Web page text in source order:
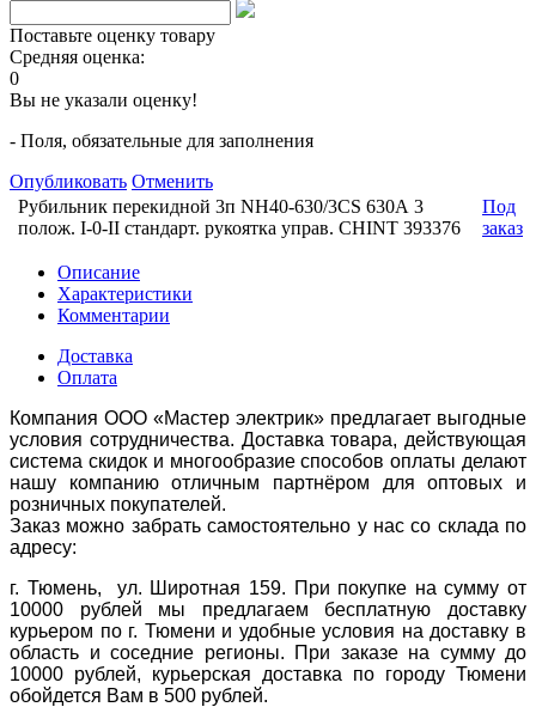
Поставьте оценку товару
Средняя оценка:
0
Вы не указали оценку!
- Поля, обязательные для заполнения
Опубликовать Отменить
Рубильник перекидной 3п NH40-630/3CS 630А 3
полож. I-0-II стандарт. рукоятка управ. CHINT 393376
Под
заказ
Описание
Характеристики
Комментарии
Доставка
Оплата
Компания ООО «Мастер электрик» предлагает выгодные
условия сотрудничества. Доставка товара, действующая
система скидок и многообразие способов оплаты делают
нашу компанию отличным партнёром для оптовых и
розничных покупателей.
Заказ можно забрать самостоятельно у нас со склада по
адресу:
г. Тюмень, ул. Широтная 159. При покупке на сумму от
10000 рублей мы предлагаем бесплатную доставку
курьером по г. Тюмени и удобные условия на доставку в
область и соседние регионы. При заказе на сумму до
10000 рублей, курьерская доставка по городу Тюмени
обойдется Вам в 500 рублей.